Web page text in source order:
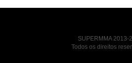
SUPERMMA 2013-
Todos os direitos